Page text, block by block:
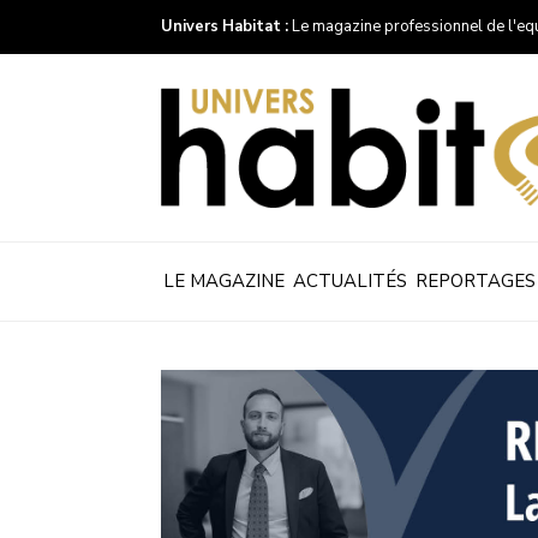
Univers Habitat :Le magazine professionnel de
LE MAGAZINE ACTUALITÉS REPORTAGES